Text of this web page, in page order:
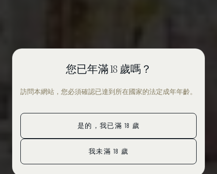
您已年滿 18 歲嗎？
訪問本網站，您必須確認已達到所在國家的法定成年年齡。
是的，我已滿 18 歲
我未滿 18 歲